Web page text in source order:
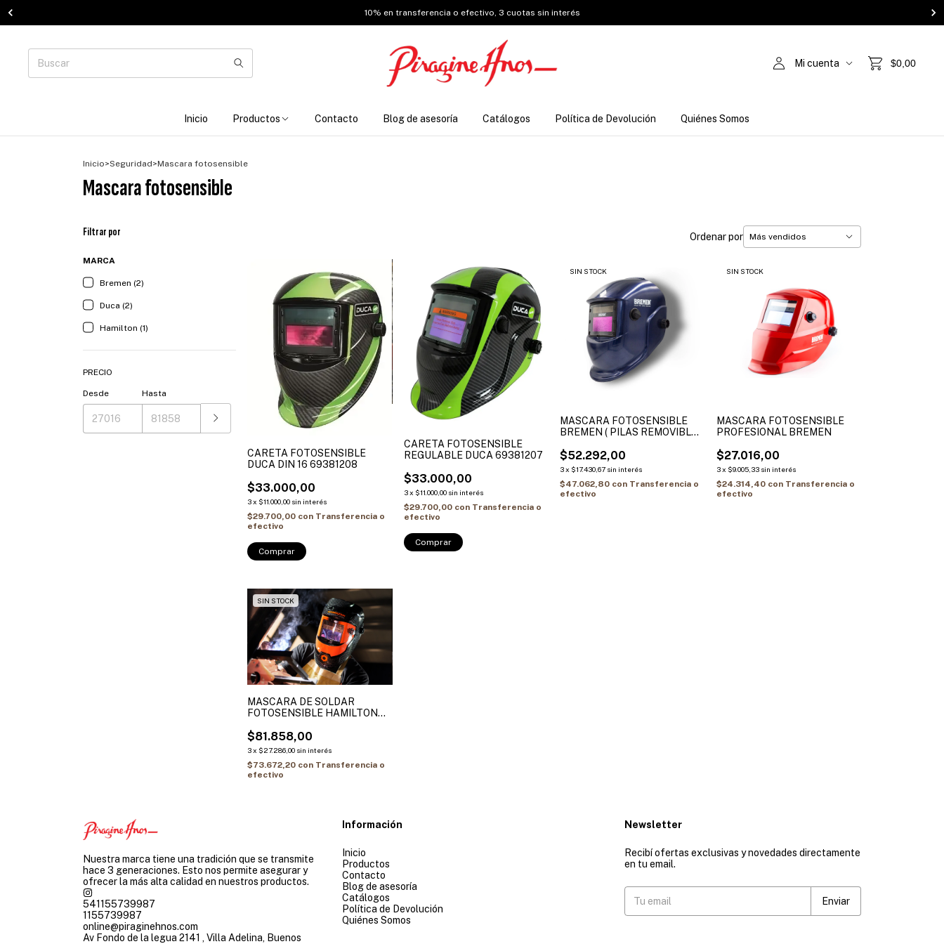
10% en transferencia o efectivo, 3 cuotas sin interés
Mi cuenta $0,00
Inicio Productos Contacto Blog de asesoría Catálogos Política de Devolución Quiénes Somos
Inicio>Seguridad>Mascara fotosensible
Mascara fotosensible
Filtrar por
MARCA
Bremen (2)
Duca (2)
Hamilton (1)
PRECIO
Desde Hasta
Ordenar por
CARETA FOTOSENSIBLE
DUCA DIN 16 69381208
$33.000,00
3x $11.000,00 sin interés
$29.700,00 con Transferencia o
efectivo
CARETA FOTOSENSIBLE
REGULABLE DUCA 69381207
$33.000,00
3x $11.000,00 sin interés
$29.700,00 con Transferencia o
efectivo
SIN STOCK
MASCARA FOTOSENSIBLE
BREMEN ( PILAS REMOVIBLES
$52.292,00
3x $17.430,67 sin interés
$47.062,80 con Transferencia o
efectivo
SIN STOCK
MASCARA FOTOSENSIBLE
PROFESIONAL BREMEN
$27.016,00
3 x $9.005,33 sin interés
$24.314,40 con Transferencia o
efectivo
SIN STOCK
MASCARA DE SOLDAR
FOTOSENSIBLE HAMILTON
$81.858,00
3x $27.286,00 sin interés
$73.672,20 con Transferencia o
efectivo
Nuestra marca tiene una tradición que se transmite
hace 3 generaciones. Esto nos permite asegurar y
ofrecer la más alta calidad en nuestros productos.
541155739987
1155739987
online@piraginehnos.com
Av Fondo de la legua 2141 , Villa Adelina, Buenos
Información
Inicio
Productos
Contacto
Blog de asesoría
Catálogos
Política de Devolución
Quiénes Somos
Newsletter
Recibí ofertas exclusivas y novedades directamente
en tu email.